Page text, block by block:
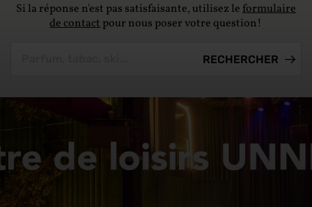
Si la réponse n'est pas satisfaisante, utilisez leformulaire
de contactpour nous poser votre question!